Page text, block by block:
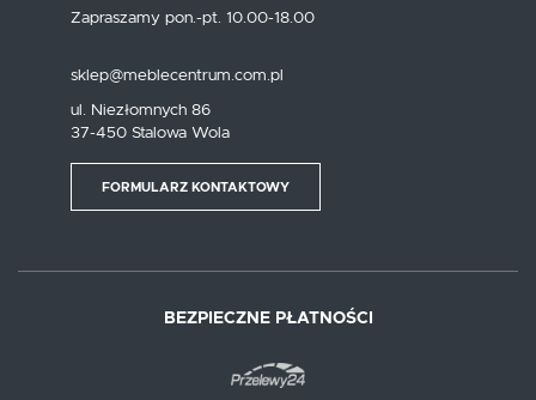
Zapraszamy pon.-pt. 10.00-18.00
sklep@meblecentrum.com.pl
ul. Niezłomnych 86
37-450 Stalowa Wola
FORMULARZ KONTAKTOWY
BEZPIECZNE PŁATNOŚCI